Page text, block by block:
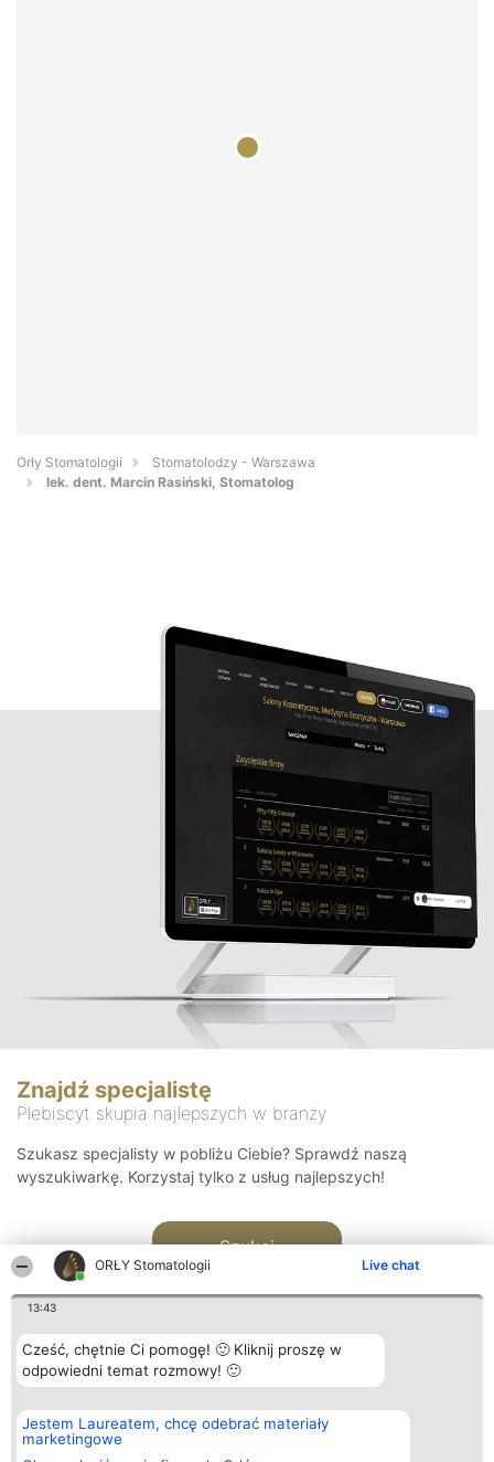
ORŁY Stomatologii Live chat
13:43
Cześć, chętnie Ci pomogę! 🙂 Kliknij proszę w
odpowiedni temat rozmowy! 🙂
Jestem Laureatem, chcę odebrać materiały
marketingowe
Orły Stomatologii
Stomatolodzy - Warszawa
lek. dent. Marcin Rasiński, Stomatolog
Znajdź specjalistę
Plebiscyt skupia najlepszych w branży
Szukasz specjalisty w pobliżu Ciebie? Sprawdź naszą
wyszukiwarkę. Korzystaj tylko z usług najlepszych!
Szukaj
Organizator plebiscytu
Bright Side Solutions sp. z o.
o. sp. k.
ul. Ruska 22
Plebiscyt
Laureaci
wszystkich
Kontakt
Kontakt